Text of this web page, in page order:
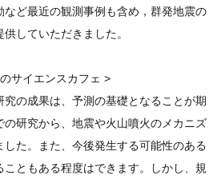
ど最近の観測事例も含め，群発地震の
していただきました。
サイエンスカフェ >
の成果は、予測の基礎となることが期
研究から、地震や火山噴火のメカニズ
した。また、今後発生する可能性のある
ともある程度はできます。しかし、規